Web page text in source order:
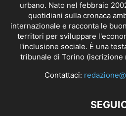
urbano. Nato nel febbraio
quotidiani sulla cronaca
internazionale e racconta le
territori per sviluppare
l'inclusione sociale. È una
tribunale di Torino (iscrizione
Contattaci: